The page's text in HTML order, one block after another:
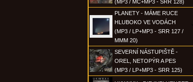
(MP3 / MC+MP3 - SRR 128)
PLANETY - MÁME RUCE
HLUBOKO VE VODÁCH
(MP3 / LP+MP3 - SRR 127 /
MMM 20)
SEVERNÍ NÁSTUPIŠTĚ -
OREL, NETOPÝR A PES
(MP3 / LP+MP3 - SRR 125)